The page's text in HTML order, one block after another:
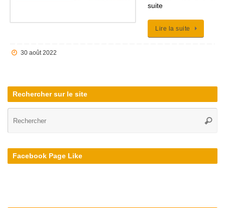
suite
Lire la suite
30 août 2022
Rechercher sur le site
Facebook Page Like